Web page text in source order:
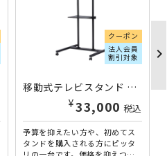
クーポン
法人会員
割引対象
移動式テレビスタンド W800×D754×H1600 SDS-LPSK55 | 976196
¥33,000 税込
予算を抑えたい方や、初めてス
タンドを購入される方にピッタ
リの一台です。価格を抑えつつ
chevron_right